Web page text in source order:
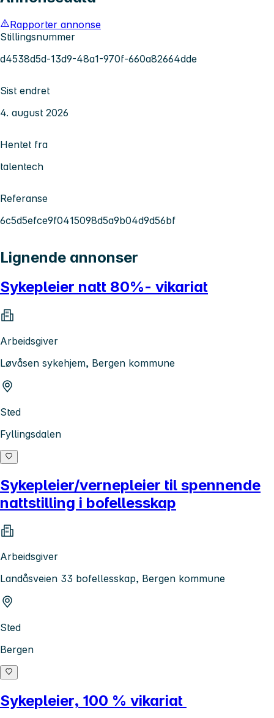
Rapporter annonse
Stillingsnummer
d4538d5d-13d9-48a1-970f-660a82664dde
Sist endret
4. august 2026
Hentet fra
talentech
Referanse
6c5d5efce9f0415098d5a9b04d9d56bf
Lignende annonser
Sykepleier natt 80%- vikariat
Arbeidsgiver
Løvåsen sykehjem, Bergen kommune
Sted
Fyllingsdalen
Sykepleier/vernepleier til spennende
nattstilling i bofellesskap
Arbeidsgiver
Landåsveien 33 bofellesskap, Bergen kommune
Sted
Bergen
Sykepleier, 100 % vikariat